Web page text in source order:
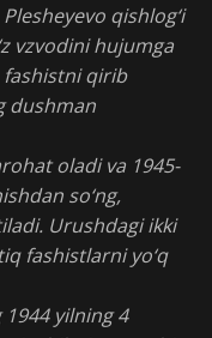
qishlog‘i
vzvodini hujumga
fashistni qirib
dushman
oladi va 1945-
so‘ng,
Urushdagi ikki
fashistlarni yo‘q
1944 yilning 4